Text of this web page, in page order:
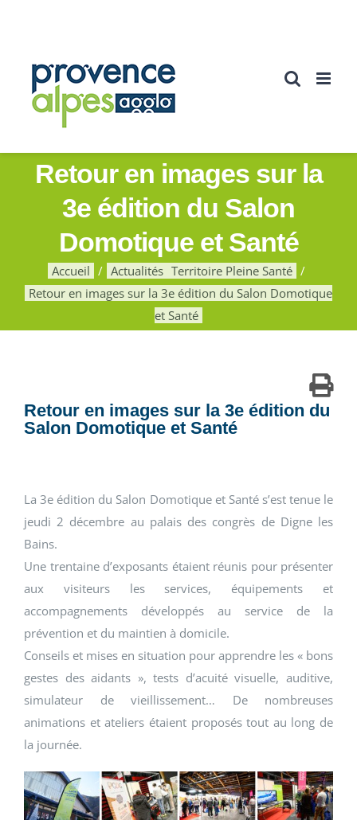
Retour en images sur la
3e édition du Salon
Domotique et Santé
Accueil Actualités Territoire Pleine Santé
Retour en images sur la 3e édition du Salon Domotique
et Santé
Retour en images sur la 3e édition du
Salon Domotique et Santé
La 3e édition du Salon Domotique et Santé s’est tenue le
jeudi 2 décembre au palais des congrès de Digne les
Bains.
Une trentaine d’exposants étaient réunis pour présenter
aux visiteurs les services, équipements et
accompagnements développés au service de la
prévention et du maintien à domicile.
Conseils et mises en situation pour apprendre les « bons
gestes des aidants », tests d’acuité visuelle, auditive,
simulateur de vieillissement… De nombreuses
animations et ateliers étaient proposés tout au long de
la journée.